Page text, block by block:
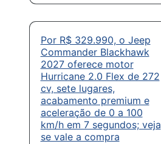
Por R$ 329.990, o Jeep
Commander Blackhawk
2027 oferece motor
Hurricane 2.0 Flex de 272
cv, sete lugares,
acabamento premium e
aceleração de 0 a 100
km/h em 7 segundos; veja
se vale a compra